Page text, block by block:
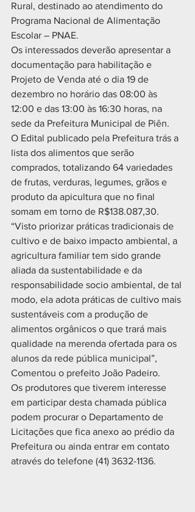
Rural, destinado ao atendimento do
Programa Nacional de Alimentação
Escolar – PNAE.
Os interessados deverão apresentar a
documentação para habilitação e
Projeto de Venda até o dia 19 de
dezembro no horário das 08:00 às
12:00 e das 13:00 às 16:30 horas, na
sede da Prefeitura Municipal de Piên.
O Edital publicado pela Prefeitura trás a
lista dos alimentos que serão
comprados, totalizando 64 variedades
de frutas, verduras, legumes, grãos e
produto da apicultura que no final
somam em torno de R$138.087,30.
“Visto priorizar práticas tradicionais de
cultivo e de baixo impacto ambiental, a
agricultura familiar tem sido grande
aliada da sustentabilidade e da
responsabilidade socio ambiental, de tal
modo, ela adota práticas de cultivo mais
sustentáveis com a produção de
alimentos orgânicos o que trará mais
qualidade na merenda ofertada para os
alunos da rede pública municipal”,
Comentou o prefeito João Padeiro.
Os produtores que tiverem interesse
em participar desta chamada pública
podem procurar o Departamento de
Licitações que fica anexo ao prédio da
Prefeitura ou ainda entrar em contato
através do telefone (41) 3632-1136.